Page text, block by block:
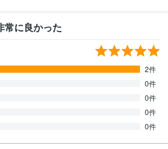
常に良かった
2件
0件
0件
0件
0件